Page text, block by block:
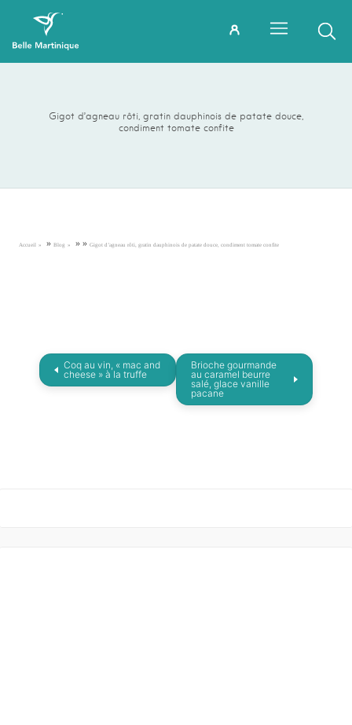
Gigot d’agneau rôti, gratin dauphinois de patate douce,
condiment tomate confite
Accueil » Blog » » Gigot d’agneau rôti, gratin dauphinois de patate douce, condiment tomate confite
Coq au vin, « mac and
cheese » à la truffe
Brioche gourmande
au caramel beurre
salé, glace vanille
pacane